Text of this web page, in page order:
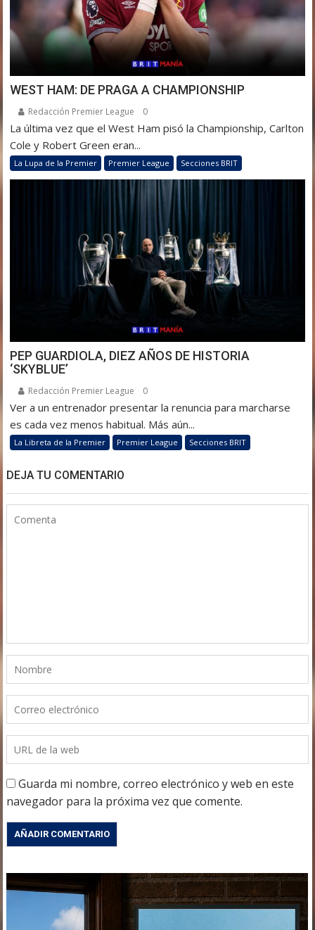
WEST HAM: DE PRAGA A CHAMPIONSHIP
Redacción Premier League 0
La última vez que el West Ham pisó la Championship, Carlton
Cole y Robert Green eran...
La Lupa de la Premier Premier League Secciones BRIT
PEP GUARDIOLA, DIEZ AÑOS DE HISTORIA
‘SKYBLUE’
Redacción Premier League 0
Ver a un entrenador presentar la renuncia para marcharse
es cada vez menos habitual. Más aún...
La Libreta de la Premier Premier League Secciones BRIT
DEJA TU COMENTARIO
Guarda mi nombre, correo electrónico y web en este
navegador para la próxima vez que comente.